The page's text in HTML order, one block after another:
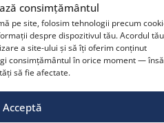
consimțământul
pe site, folosim tehnologii precum
despre dispozitivul tău. Acordul
a site-ului și să îți oferim conținut
consimțământul în orice moment — însă
să fie afectate.
Acceptă